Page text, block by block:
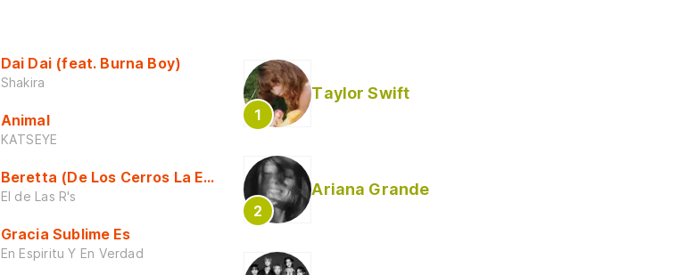
Dai Dai (feat. Burna Boy)
Shakira
Animal
KATSEYE
Beretta (De Los Cerros La Escuela)
El de Las R's
Gracia Sublime Es
En Espiritu Y En Verdad
Taylor Swift
Ariana Grande